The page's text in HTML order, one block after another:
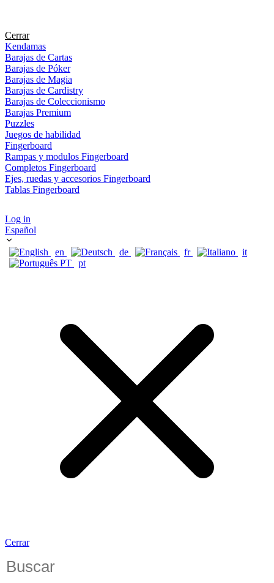
Cerrar
Kendamas
Barajas de Cartas
Barajas de Póker
Barajas de Magia
Barajas de Cardistry
Barajas de Coleccionismo
Barajas Premium
Puzzles
Juegos de habilidad
Fingerboard
Rampas y modulos Fingerboard
Completos Fingerboard
Ejes, ruedas y accesorios Fingerboard
Tablas Fingerboard
Log in
Español
en de fr
it
pt
Cerrar